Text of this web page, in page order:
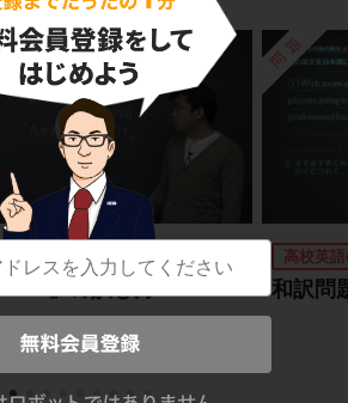
B 」の訳し方
文
問題
和訳問
高校英